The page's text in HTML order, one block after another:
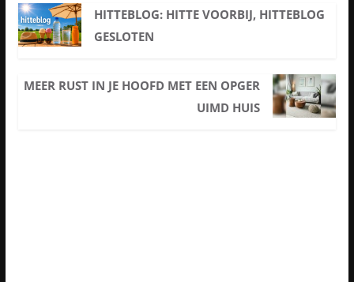
HITTEBLOG: HITTE VOORBIJ, HITTEBLOG
GESLOTEN
MEER RUST IN JE HOOFD MET EEN OPGER
UIMD HUIS